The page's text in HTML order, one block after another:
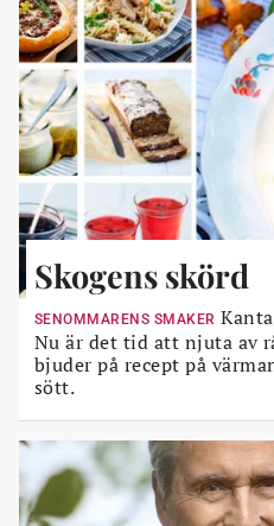
Skogens skörd
SENOMMARENS SMAKER
Nu är det tid att njuta av
bjuder på recept på
sött.